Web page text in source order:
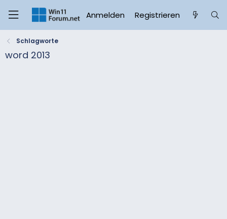
Anmelden Registrieren
Schlagworte
word 2013